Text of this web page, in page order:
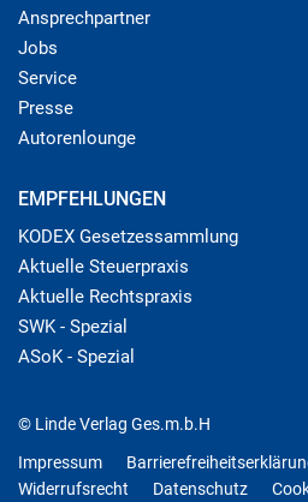
Ansprechpartner
Jobs
Service
Presse
Autorenlounge
EMPFEHLUNGEN
KODEX Gesetzessammlung
Aktuelle Steuerpraxis
Aktuelle Rechtspraxis
SWK - Spezial
ASoK - Spezial
© Linde Verlag Ges.m.b.H
Impressum
Widerrufsrecht
Datenschutz